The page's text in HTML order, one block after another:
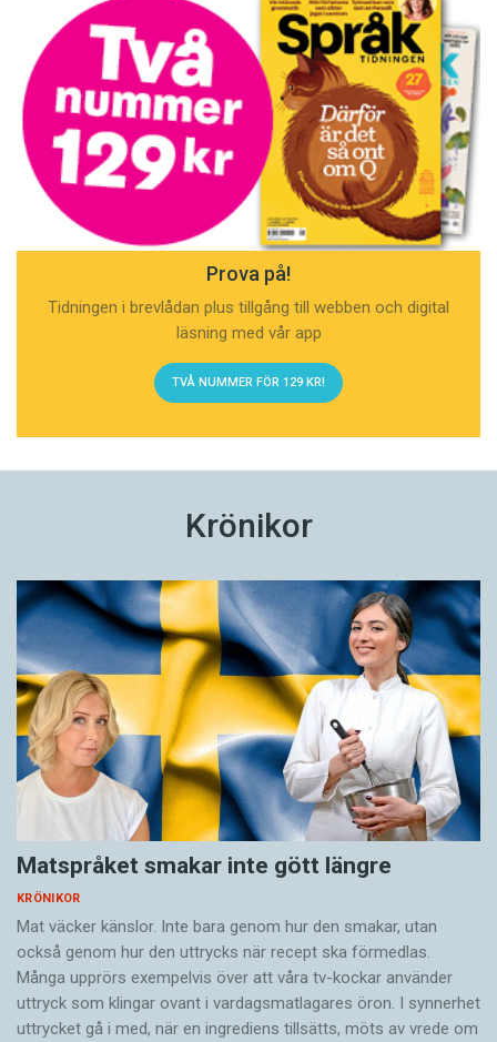
Prova på!
Tidningen i brevlådan plus tillgång till webben och digital
läsning med vår app
TVÅ NUMMER FÖR 129 KR!
Krönikor
Matspråket smakar inte gött längre
KRÖNIKOR
Mat väcker känslor. Inte bara genom hur den smakar, utan
också genom hur den uttrycks när recept ska förmedlas.
Många upprörs exempelvis över att våra tv-kockar använder
uttryck som klingar ovant i vardagsmatlagares öron. I synnerhet
uttrycket gå i med, när en ingrediens tillsätts, möts av vrede om